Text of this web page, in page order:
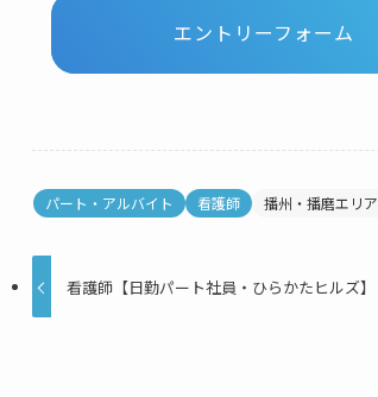
エントリーフォーム
パート・アルバイト 看護師 播州・播磨エリア
看護師【日勤パート社員・ひらかたヒルズ】